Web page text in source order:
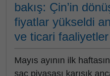
bakış: Çin’in
fiyatlar yükseldi
ve ticari faaliyetler
Mayıs ayının ilk
sac piyasası karışık